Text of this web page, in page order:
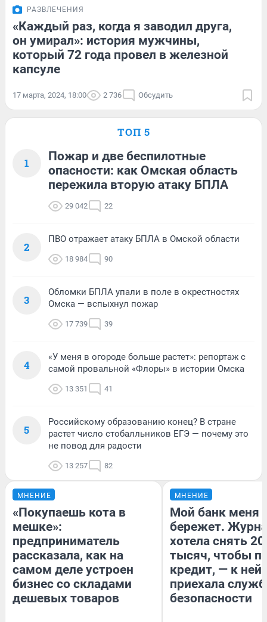
РАЗВЛЕЧЕНИЯ
«Каждый раз, когда я заводил друга,
он умирал»: история мужчины,
который 72 года провел в железной
капсуле
17 марта, 2024, 18:00 2 736 Обсудить
ТОП 5
1
Пожар и две беспилотные
опасности: как Омская область
пережила вторую атаку БПЛА
29 042 22
2
ПВО отражает атаку БПЛА в Омской области
18 984 90
3
Обломки БПЛА упали в поле в окрестностях
Омска — вспыхнул пожар
17 739 39
4
«У меня в огороде больше растет»: репортаж с
самой провальной «Флоры» в истории Омска
13 351 41
5
Российскому образованию конец? В стране
растет число стобалльников ЕГЭ — почему это
не повод для радости
13 257 82
МНЕНИЕ
«Покупаешь кота в
мешке»:
предприниматель
рассказала, как на
самом деле устроен
бизнес со складами
дешевых товаров
МНЕНИЕ
Мой банк меня
бережет.
хотела снять
тысяч, чтобы
кредит, — к
приехала
безопасности